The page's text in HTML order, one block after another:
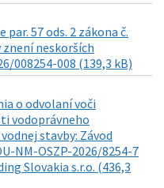
57 ods. 2 zákona č.
znení neskorších
008254-008 (139,3 kB)
o odvolaní voči
vodoprávneho
stavby: Závod
NM-OSZP-2026/8254-7
Slovakia s.r.o. (436,3